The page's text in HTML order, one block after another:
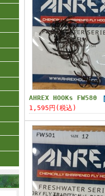
AHREX HOOKs FW580
1,595円(税込)